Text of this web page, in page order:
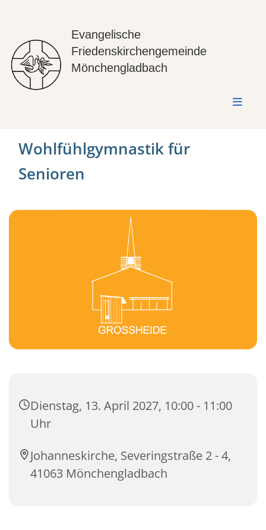
Evangelische
Friedenskirchengemeinde
Mönchengladbach
Wohlfühlgymnastik für
Senioren
Dienstag, 13. April 2027, 10:00 - 11:00
Uhr
Johanneskirche, Severingstraße 2 - 4,
41063 Mönchengladbach